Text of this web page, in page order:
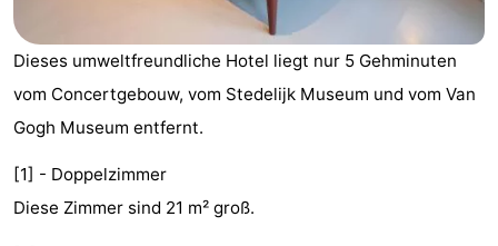
Ferienhäuser
Het
Amsterdamse
-
Spaarnwoude
Hotels
Dieses umweltfreundliche Hotel liegt nur 5 Gehminuten
vom Concertgebouw, vom Stedelijk Museum und vom Van
Gogh Museum entfernt.
[1] - Doppelzimmer
Diese Zimmer sind 21 m² groß.